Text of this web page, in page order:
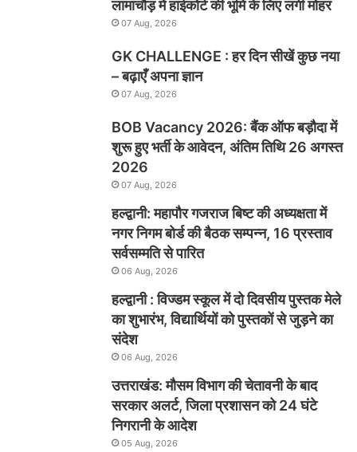
लामाचौड़ में हाईकोर्ट की भूमि के लिए लगी मोहर
07 Aug, 2026
GK CHALLENGE : हर दिन सीखें कुछ नया
– बढ़ाएँ अपना ज्ञान
07 Aug, 2026
BOB Vacancy 2026: बैंक ऑफ बड़ौदा में
शुरू हुए भर्ती के आवेदन, अंतिम तिथि 26 अगस्त
2026
07 Aug, 2026
हल्द्वानी: महापौर गजराज बिष्ट की अध्यक्षता में
नगर निगम बोर्ड की बैठक सम्पन्न, 16 प्रस्ताव
सर्वसम्मति से पारित
06 Aug, 2026
हल्द्वानी : विज्डम स्कूल में दो दिवसीय पुस्तक मेले
का शुभारंभ, विद्यार्थियों को पुस्तकों से जुड़ने का
संदेश
06 Aug, 2026
उत्तराखंड: मौसम विभाग की चेतावनी के बाद
सरकार अलर्ट, जिला प्रशासन को 24 घंटे
निगरानी के आदेश
05 Aug, 2026